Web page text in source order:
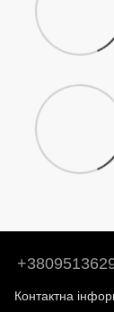
Контактна